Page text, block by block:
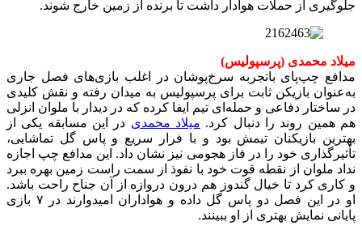
جلوگیری از حملات هوادار داشت تا برنده از زمین خارج شوند.
میلاد محمدی (پرسپولیس)
مدافع چپ‌پای باتجربه سرخ‌پوشان در اغلب بازی‌های فصل جاری
به‌عنوان بازیکن ثابت برای پرسپولیس به میدان رفته و نقش کلیدی
در ساختار دفاعی و حمله‌ای تیم ایفا کرده که در دیدار با ملوان انزلی
هم همین روند را دنبال کرد. میلاد محمدی در این مسابقه یکی از
بهترین بازیکنان تیمش بود و با فرار سریع و پاس گل تماشایی،
تأثیرگذاری خود را در فاز هجومی نیز نشان داد. این مدافع چپ اجازه
نداد ملوان از نقطه قوت خود با نفوذ از سمت راست زمین بهره ببرد
و کاری کرد تا خیال گندوز هم درون دروازه از آن جناح راحت باشد.
او در این فصل دو پاس گل داده و هواداران امیدوارند در ۷ بازی
پایانی نمایش بهتری از او ببینند.